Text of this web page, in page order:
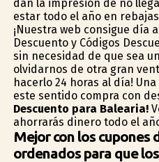
dan la impresión de no
estar todo el año en
¡Nuestra web consigue día
Descuento y Códigos
sin necesidad de que sea
olvidarnos de otra gran
hacerlo 24 horas al día! Una
este sentido compra con
Descuento para Balearia!
ahorrarás dinero todo el
Mejor con los cupones
ordenados para que